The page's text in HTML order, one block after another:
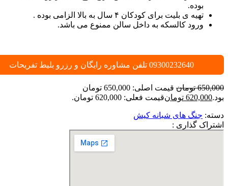
بوده.
تهیه ی بلیت برای کودکان ۴ سال به بالا الزامی بوده .
ورود کالسکه به داخل سالن ممنوع می باشد.
09300232640 تلفن مشاوره رایگان و رزرو بلیط تفریحات
650,000 تومان
قیمت اصلی: 650,000 تومان
بود.620,000 تومانقیمت فعلی: 620,000 تومان.
دسته: جنگ های شبانه کیش
اشتراک گذاری :